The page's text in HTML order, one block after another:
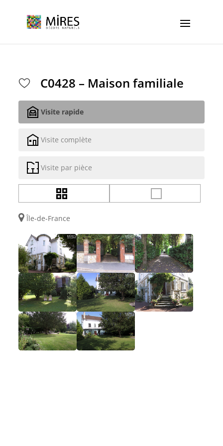
C0428 – Maison familiale
Visite rapide
Visite complète
Visite par pièce
Île-de-France